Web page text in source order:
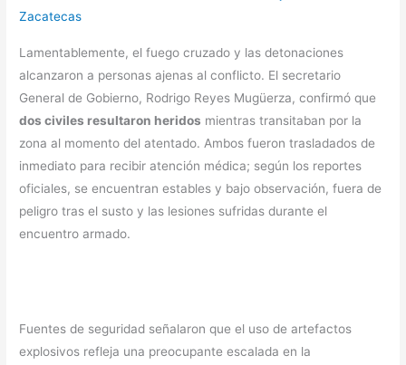
​Lamentablemente, el fuego cruzado y las detonaciones
alcanzaron a personas ajenas al conflicto. El secretario
General de Gobierno, Rodrigo Reyes Mugüerza, confirmó que
dos civiles resultaron heridos mientras transitaban por la
zona al momento del atentado. Ambos fueron trasladados de
inmediato para recibir atención médica; según los reportes
oficiales, se encuentran estables y bajo observación, fuera de
peligro tras el susto y las lesiones sufridas durante el
encuentro armado.
Fuentes de seguridad señalaron que el uso de artefactos
explosivos refleja una preocupante escalada en la